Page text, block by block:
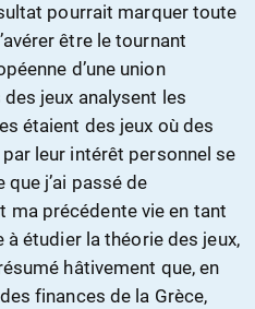
pourrait marquer toute
être le tournant
d’une union
jeux analysent les
étaient des jeux où des
leur intérêt personnel se
j’ai passé de
ma précédente vie en tant
étudier la théorie des jeux,
hâtivement que, en
finances de la Grèce,